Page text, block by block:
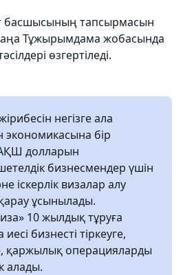
басшысының тапсырмасын
Тұжырымдама жобасында
өзгертіледі.
негізге ала
экономикасына бір
долларын
бизнесмендер үшін
іскерлік визалар алу
ұсынылады.
10 жылдық тұруға
бизнесті тіркеуге,
қаржылық операцияларды
алады.